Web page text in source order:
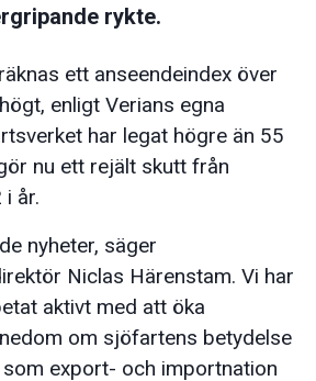
rykte.
ett anseendeindex över
enligt Verians egna
har legat högre än 55
nu ett rejält skutt från
år.
nyheter, säger
Niclas Härenstam. Vi har
aktivt med att öka
om sjöfartens betydelse
export- och importnation